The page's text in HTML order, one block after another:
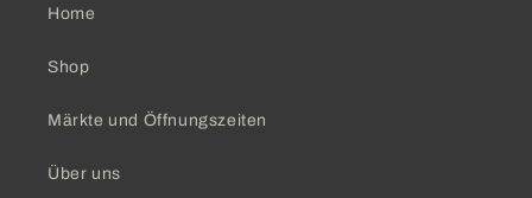
Home
Shop
Märkte und Öffnungszeiten
Über uns